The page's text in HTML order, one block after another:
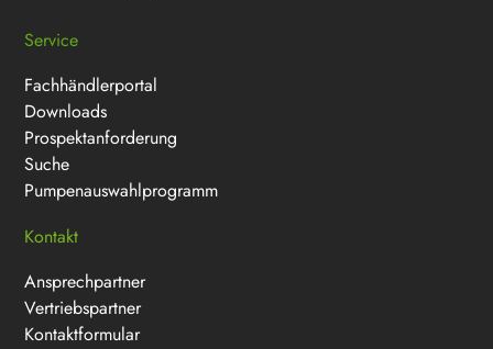
Service
Fachhändlerportal
Downloads
Prospektanforderung
Suche
Pumpenauswahlprogramm
Kontakt
Ansprechpartner
Vertriebspartner
Kontaktformular